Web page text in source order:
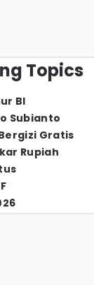
Topics
BI
Subianto
Gratis
Rupiah